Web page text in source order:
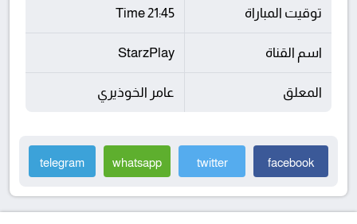
توقيت المباراة 21:45 Time
اسم القناة StarzPlay
المعلق عامر الخوذيري
facebook
twitter
whatsapp
telegram